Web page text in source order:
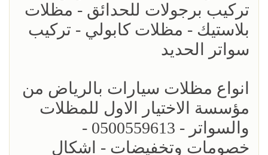
تركيب برجولات للحدائق - مظلات
بلاستيك - مظلات كابولي - تركيب
سواتر الحديد
انواع مظلات سيارات بالرياض من
مؤسسة الاختيار الاول للمظلات
والسواتر - 0500559613 -
خصومات وتخفيضات - اشكال